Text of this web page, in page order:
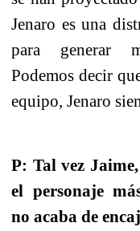
Jenaro es una
para generar
Podemos decir
equipo, Jenaro
P: Tal vez
el personaje
no acaba de